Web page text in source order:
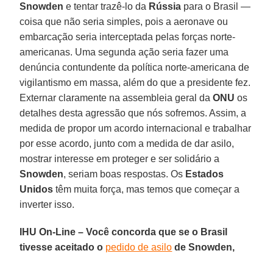
Snowden e tentar trazê-lo da Rússia para o Brasil —
coisa que não seria simples, pois a aeronave ou
embarcação seria interceptada pelas forças norte-
americanas. Uma segunda ação seria fazer uma
denúncia contundente da política norte-americana de
vigilantismo em massa, além do que a presidente fez.
Externar claramente na assembleia geral daONU os
detalhes desta agressão que nós sofremos. Assim, a
medida de propor um acordo internacional e trabalhar
por esse acordo, junto com a medida de dar asilo,
mostrar interesse em proteger e ser solidário a
Snowden, seriam boas respostas. Os Estados
Unidos têm muita força, mas temos que começar a
inverter isso.
IHU On-Line – Você concorda que se o Brasil
tivesse aceitado o pedido de asilo de Snowden,